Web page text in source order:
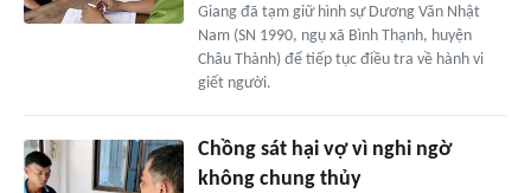
Giang đã tạm giữ hình sự Dương Văn Nhật
Nam (SN 1990, ngụ xã Bình Thạnh, huyện
Châu Thành) để tiếp tục điều tra về hành vi
giết người.
Chồng sát hại vợ vì nghi ngờ
không chung thủy